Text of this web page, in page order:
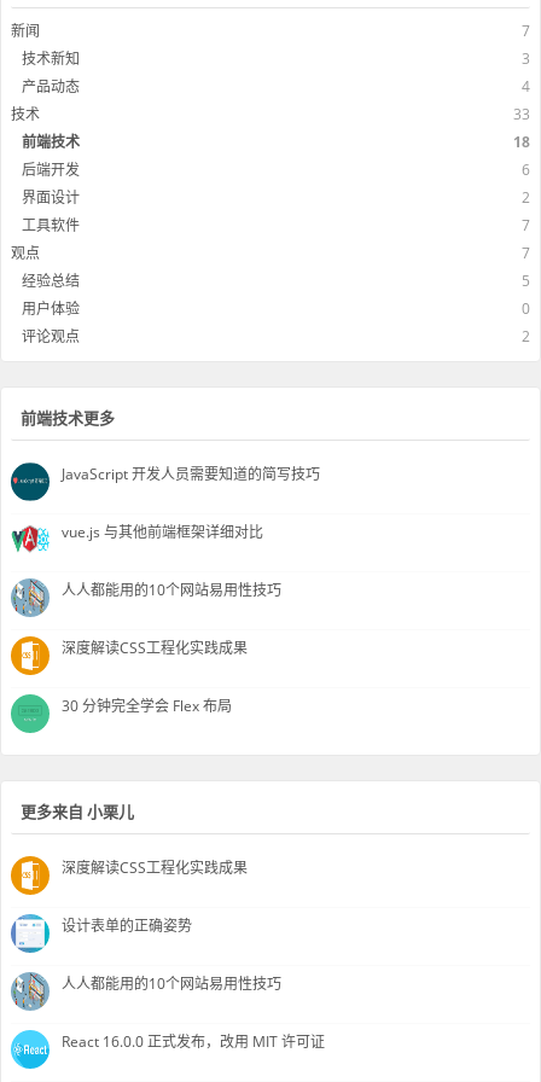
新闻
7
技术新知
3
产品动态
4
技术
33
前端技术
18
后端开发
6
界面设计
2
工具软件
7
观点
7
经验总结
5
用户体验
0
评论观点
2
前端技术更多
JavaScript 开发人员需要知道的简写技巧
vue.js 与其他前端框架详细对比
人人都能用的10个网站易用性技巧
深度解读CSS工程化实践成果
30 分钟完全学会 Flex 布局
更多来自 小栗儿
深度解读CSS工程化实践成果
设计表单的正确姿势
人人都能用的10个网站易用性技巧
React 16.0.0 正式发布，改用 MIT 许可证